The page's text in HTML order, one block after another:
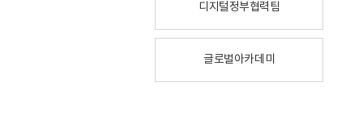
디지털정부협력팀
글로벌아카데미